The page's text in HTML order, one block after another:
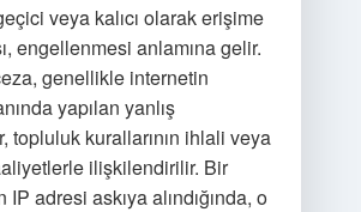
veya kalıcı olarak erişime
engellenmesi anlamına gelir.
genellikle internetin
yapılan yanlış
topluluk kurallarının ihlali veya
ilişkilendirilir. Bir
IP adresi askıya alındığında, o